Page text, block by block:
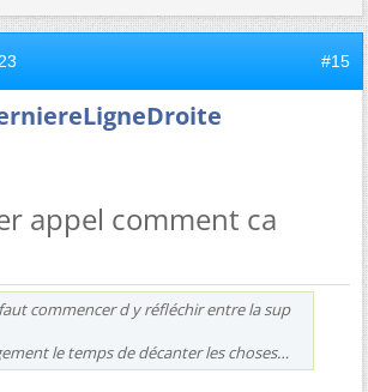
#15
appel comment ca
commencer d y réfléchir entre la sup
le temps de décanter les choses